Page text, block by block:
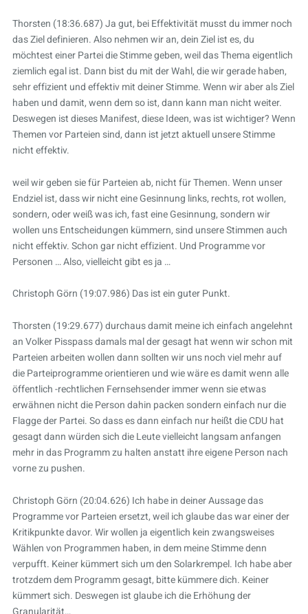
Thorsten (18:36.687) Ja gut, bei Effektivität musst du immer noch
das Ziel definieren. Also nehmen wir an, dein Ziel ist es, du
möchtest einer Partei die Stimme geben, weil das Thema eigentlich
ziemlich egal ist. Dann bist du mit der Wahl, die wir gerade haben,
sehr effizient und effektiv mit deiner Stimme. Wenn wir aber als Ziel
haben und damit, wenn dem so ist, dann kann man nicht weiter.
Deswegen ist dieses Manifest, diese Ideen, was ist wichtiger? Wenn
Themen vor Parteien sind, dann ist jetzt aktuell unsere Stimme
nicht effektiv.
weil wir geben sie für Parteien ab, nicht für Themen. Wenn unser
Endziel ist, dass wir nicht eine Gesinnung links, rechts, rot wollen,
sondern, oder weiß was ich, fast eine Gesinnung, sondern wir
wollen uns Entscheidungen kümmern, sind unsere Stimmen auch
nicht effektiv. Schon gar nicht effizient. Und Programme vor
Personen … Also, vielleicht gibt es ja …
Christoph Görn (19:07.986) Das ist ein guter Punkt.
Thorsten (19:29.677) durchaus damit meine ich einfach angelehnt
an Volker Pisspass damals mal der gesagt hat wenn wir schon mit
Parteien arbeiten wollen dann sollten wir uns noch viel mehr auf
die Parteiprogramme orientieren und wie wäre es damit wenn alle
öffentlich -rechtlichen Fernsehsender immer wenn sie etwas
erwähnen nicht die Person dahin packen sondern einfach nur die
Flagge der Partei. So dass es dann einfach nur heißt die CDU hat
gesagt dann würden sich die Leute vielleicht langsam anfangen
mehr in das Programm zu halten anstatt ihre eigene Person nach
vorne zu pushen.
Christoph Görn (20:04.626) Ich habe in deiner Aussage das
Programme vor Parteien ersetzt, weil ich glaube das war einer der
Kritikpunkte davor. Wir wollen ja eigentlich kein zwangsweises
Wählen von Programmen haben, in dem meine Stimme denn
verpufft. Keiner kümmert sich um den Solarkrempel. Ich habe aber
trotzdem dem Programm gesagt, bitte kümmere dich. Keiner
kümmert sich. Deswegen ist glaube ich die Erhöhung der